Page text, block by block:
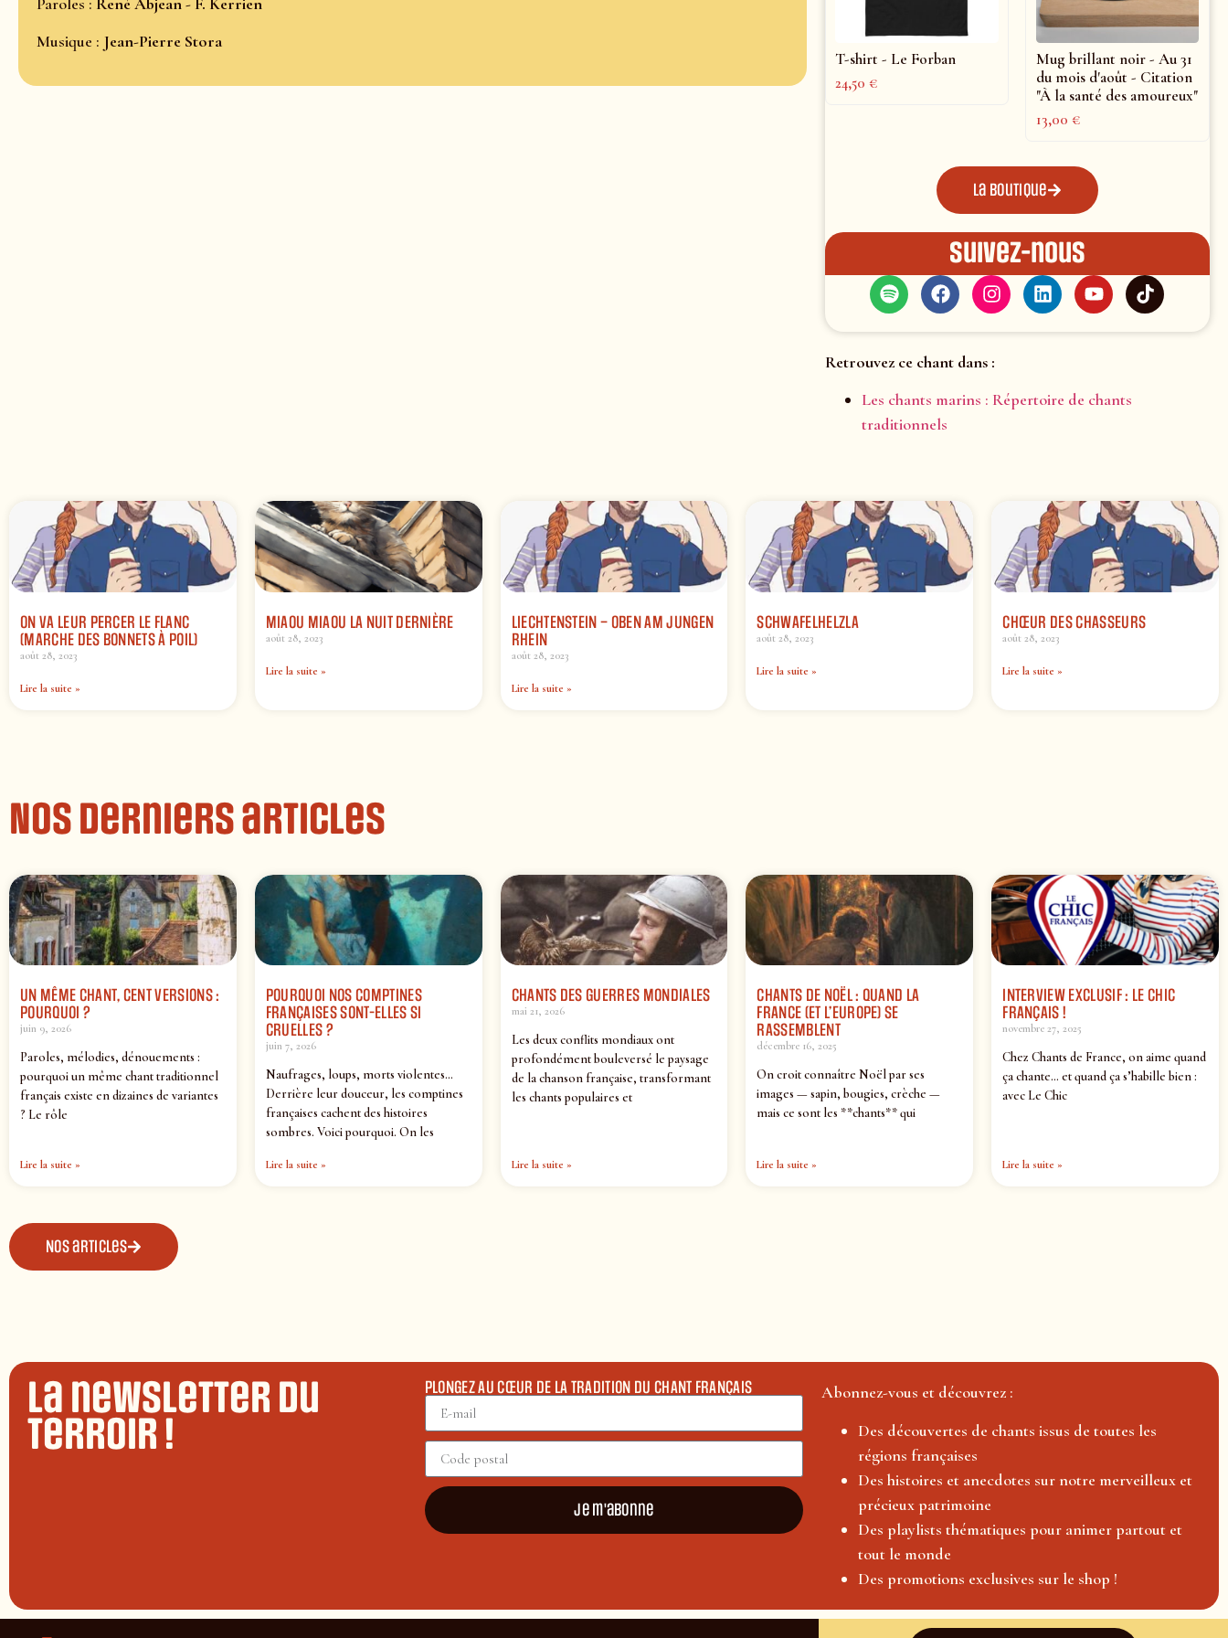
Musique : Jean-Pierre Stora
T-shirt - Le Forban
24,50€
Mug brillant noir - Au 31
du mois d'août - Citation
"À la santé des amoureux"
13,00€
La boutique
Suivez-nous
Retrouvez ce chant dans :
Les chants marins : Répertoire de chants
traditionnels
ON VA LEUR PERCER LE FLANC
(MARCHE DES BONNETS À POIL)
août 28, 2023
Lire la suite »
MIAOU MIAOU LA NUIT DERNIÈRE
août 28, 2023
Lire la suite »
LIECHTENSTEIN – OBEN AM JUNGEN
RHEIN
août 28, 2023
Lire la suite »
SCHWAFELHELZLA
août 28, 2023
Lire la suite »
CHŒUR DES CHASSEURS
août 28, 2023
Lire la suite »
Nos derniers articles
UN MÊME CHANT, CENT VERSIONS :
POURQUOI ?
juin 9, 2026
Paroles, mélodies, dénouements :
pourquoi un même chant traditionnel
français existe en dizaines de variantes
? Le rôle
Lire la suite »
POURQUOI NOS COMPTINES
FRANÇAISES SONT-ELLES SI
CRUELLES ?
juin 7, 2026
Naufrages, loups, morts violentes…
Derrière leur douceur, les comptines
françaises cachent des histoires
sombres. Voici pourquoi. On les
Lire la suite »
CHANTS DES GUERRES MONDIALES
mai 21, 2026
Les deux conflits mondiaux ont
profondément bouleversé le paysage
de la chanson française, transformant
les chants populaires et
Lire la suite »
CHANTS DE NOËL : QUAND LA
FRANCE (ET L’EUROPE) SE
RASSEMBLENT
décembre 16, 2025
On croit connaître Noël par ses
images — sapin, bougies, crèche —
mais ce sont les **chants** qui
Lire la suite »
INTERVIEW EXCLUSIF : LE CHIC
FRANÇAIS !
novembre 27, 2025
Chez Chants de France, on aime quand
ça chante… et quand ça s’habille bien :
avec Le Chic
Lire la suite »
Nos articles
La newsletter du
terroir !
PLONGEZ AU CŒUR DE LA TRADITION DU CHANT FRANÇAIS
Je m'abonne
Abonnez-vous et découvrez :
Des découvertes de chants issus de toutes les
régions françaises
Des histoires et anecdotes sur notre merveilleux et
précieux patrimoine
Des playlists thématiques pour animer partout et
tout le monde
Des promotions exclusives sur le shop !